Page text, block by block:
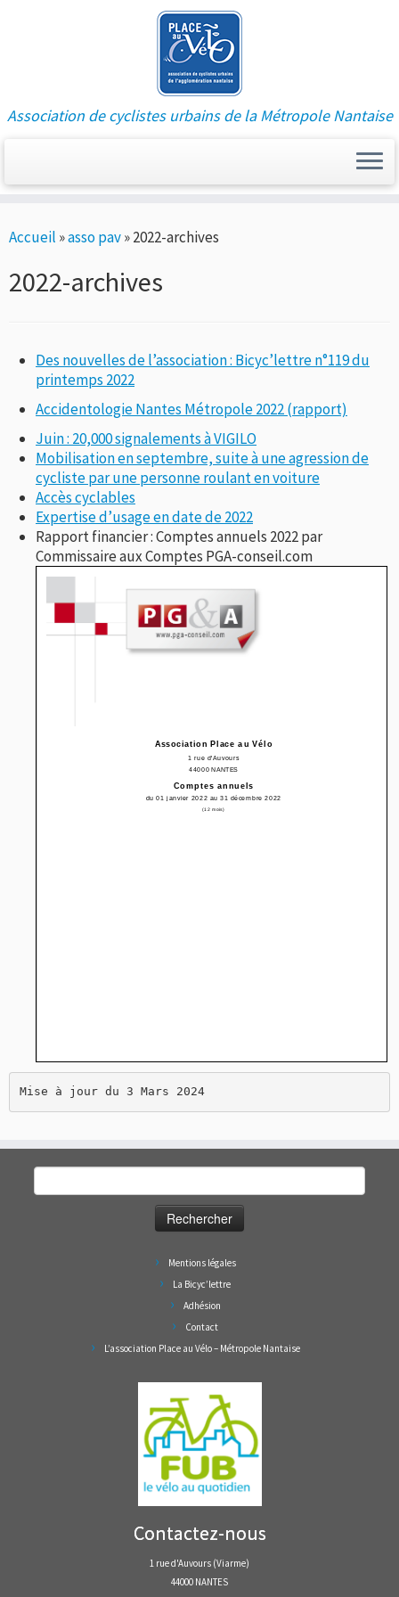
au
Association de cyclistes urbains de la Métropole Nantaise
Accueil »asso pav»2022-archives
2022-archives
Des nouvelles de l’association : Bicyc’lettre n°119 du
printemps 2022
Accidentologie Nantes Métropole 2022 (rapport)
Juin : 20,000 signalements à VIGILO
Mobilisation en septembre, suite à une agression de
cycliste par une personne roulant en voiture
Accès cyclables
Expertise d’usage en date de 2022
Rapport financier : Comptes annuels 2022 par
Commissaire aux Comptes PGA-conseil.com
Mise à jour du 3 Mars 2024
Mentions légales
La Bicyc’lettre
Adhésion
Contact
L’association Place au Vélo – Métropole Nantaise
Contactez-nous
1 rue d'Auvours (Viarme)
44000 NANTES